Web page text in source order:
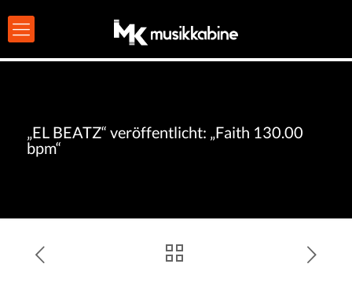
„EL BEATZ“ veröffentlicht: „Faith 130.00
bpm“